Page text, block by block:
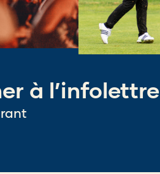
à l’infolettre